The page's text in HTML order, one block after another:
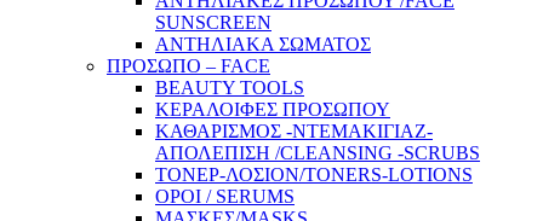
SUNSCREEN
ΑΝΤΗΛΙΑΚΑ ΣΩΜΑΤΟΣ
ΠΡΟΣΩΠΟ – FACE
BEAUTY TOOLS
ΚΕΡΑΛΟΙΦΕΣ ΠΡΟΣΩΠΟΥ
ΚΑΘΑΡΙΣΜΟΣ -ΝΤΕΜΑΚΙΓΙΑΖ-
ΑΠΟΛΕΠΙΣΗ /CLEANSING -SCRUBS
ΤΟΝΕΡ-ΛΟΣΙΟΝ/TONERS-LOTIONS
ΟΡΟΙ / SERUMS